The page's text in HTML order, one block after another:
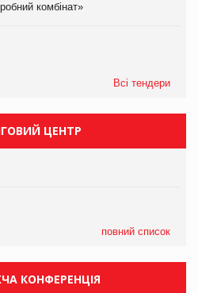
комбінат»
Всі тендери
ЦЕНТР
повний список
КОНФЕРЕНЦІЯ